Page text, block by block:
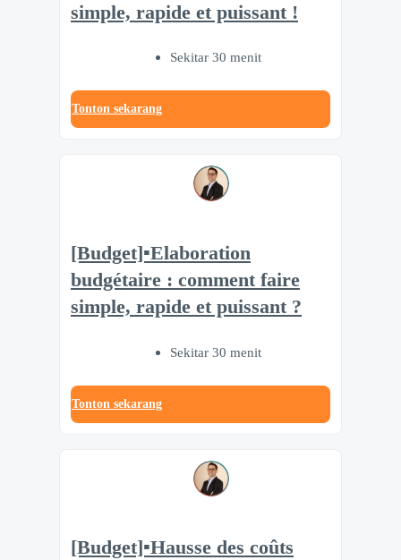
simple, rapide et puissant !
Sekitar 30 menit
Tonton sekarang
[Budget]▪️Elaboration
budgétaire : comment faire
simple, rapide et puissant ?
Sekitar 30 menit
Tonton sekarang
[Budget]▪️Hausse des coûts